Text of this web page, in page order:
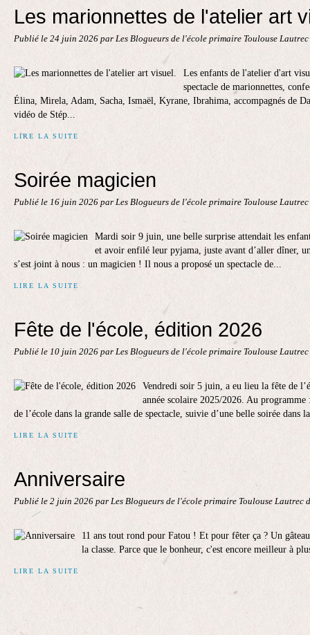
Les marionnettes de l'atelier art
Publié le 24 juin 2026 par Les Blogueurs de l'école primaire Toulouse Lautrec
Les enfants de l'atelier d'art
spectacle de marionnettes,
Élina, Mirela, Adam, Sacha, Ismaël, Kyrane, Ibrahima, accompagnés de
vidéo de Stép...
LIRE LA SUITE
Soirée magicien
Publié le 16 juin 2026 par Les Blogueurs de l'école primaire Toulouse Lautrec
Mardi soir 9 juin, une belle surprise attendait les
et avoir enfilé leur pyjama, juste avant d’aller dîner,
s’est joint à nous : un magicien ! Il nous a proposé un spectacle de...
LIRE LA SUITE
Fête de l'école, édition 2026
Publié le 10 juin 2026 par Les Blogueurs de l'école primaire Toulouse Lautrec
Vendredi soir 5 juin, a eu lieu la fête de
année scolaire 2025/2026. Au
de l’école dans la grande salle de spectacle, suivie d’une belle soirée dans
LIRE LA SUITE
Anniversaire
Publié le 2 juin 2026 par Les Blogueurs de l'école primaire Toulouse Lautrec
11 ans tout rond pour Fatou ! Et pour fêter ça ? Un
la classe. Parce que le bonheur, c'est encore meilleur à
LIRE LA SUITE